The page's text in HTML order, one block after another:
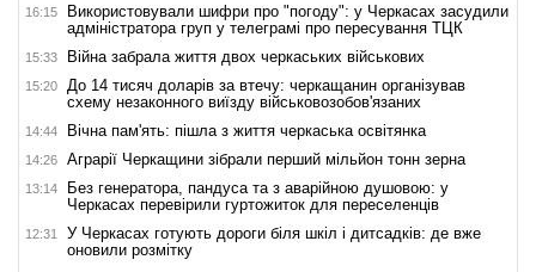
16:15
Використовували шифри про "погоду": у Черкасах засудили
адміністратора груп у телеграмі про пересування ТЦК
15:33 Війна забрала життя двох черкаських військових
15:20
До 14 тисяч доларів за втечу: черкащанин організував
схему незаконного виїзду військовозобов'язаних
14:44 Вічна пам'ять: пішла з життя черкаська освітянка
14:26 Аграрії Черкащини зібрали перший мільйон тонн зерна
13:14
Без генератора, пандуса та з аварійною душовою: у
Черкасах перевірили гуртожиток для переселенців
12:31
У Черкасах готують дороги біля шкіл і дитсадків: де вже
оновили розмітку